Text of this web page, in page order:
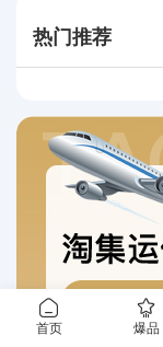
首页 爆品
热门推荐